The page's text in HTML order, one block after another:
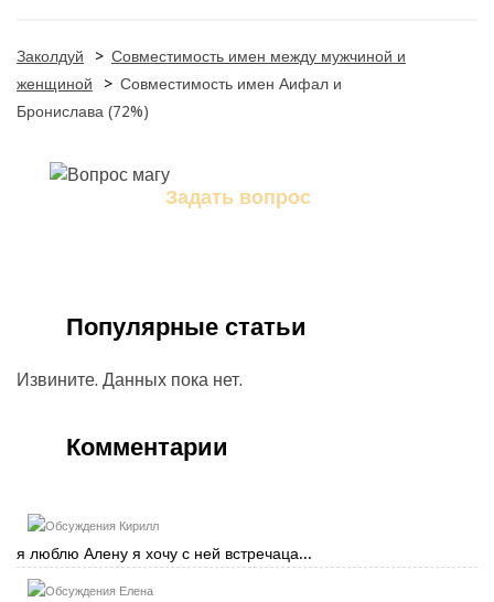
Заколдуй > Совместимость имен между мужчиной и
женщиной
> Совместимость имен Аифал и
Бронислава (72%)
Задать вопрос
Популярные статьи
Извините. Данных пока нет.
Комментарии
Кирилл
я люблю Алену я хочу с ней встречаца...
Елена